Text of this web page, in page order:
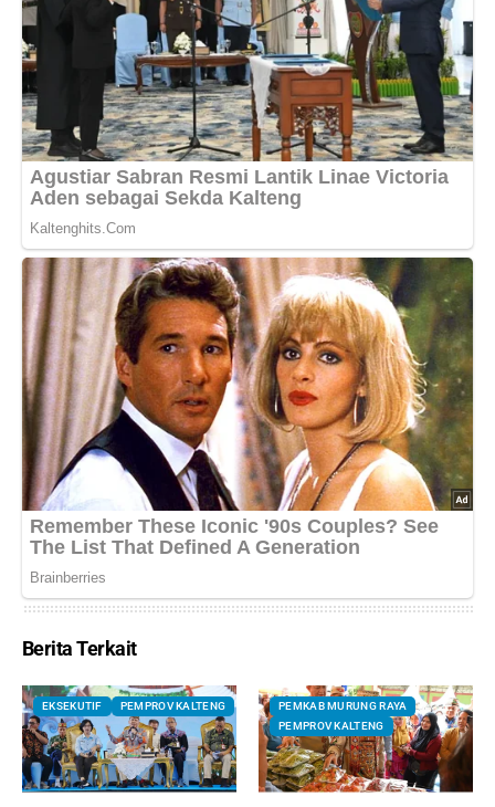
Berita Terkait
EKSEKUTIF PEMPROV KALTENG
PEMKAB MURUNG RAYA
PEMPROV KALTENG